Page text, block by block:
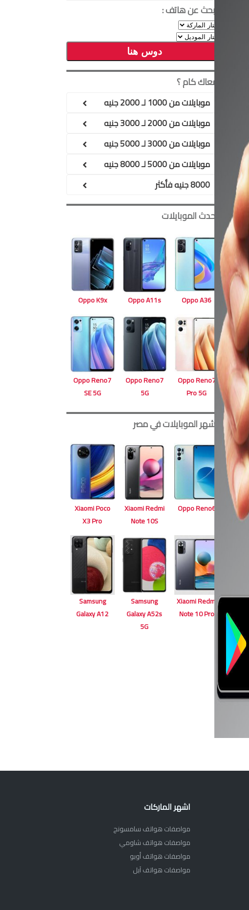
ابحث عن هاتف :
معاك كام ؟
موبايلات من 1000 لـ 2000 جنيه
موبايلات من 2000 لـ 3000 جنيه
موبايلات من 3000 لـ 5000 جنيه
موبايلات من 5000 لـ 8000 جنيه
8000 جنيه فأكثر
أحدث الموبايلات
Oppo A36
Oppo A11s
Oppo K9x
Oppo Reno7
Pro 5G
Oppo Reno7
5G
Oppo Reno7
SE 5G
أشهر الموبايلات في مصر
Oppo Reno6
Xiaomi Redmi
Note 10S
Xiaomi Poco
X3 Pro
Xiaomi Redmi
Note 10 Pro
Samsung
Galaxy A52s
5G
Samsung
Galaxy A12
اشهر الماركات
مواصفات هواتف سامسونج
مواصفات هواتف شاومي
مواصفات هواتف أوبو
مواصفات هواتف آبل